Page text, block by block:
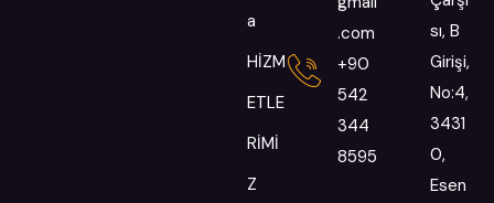
a
HİZM
ETLE
RİMİ
Z
.com
+90
542
344
8595
sı, B
Girişi,
No:4,
3431
0,
Esen